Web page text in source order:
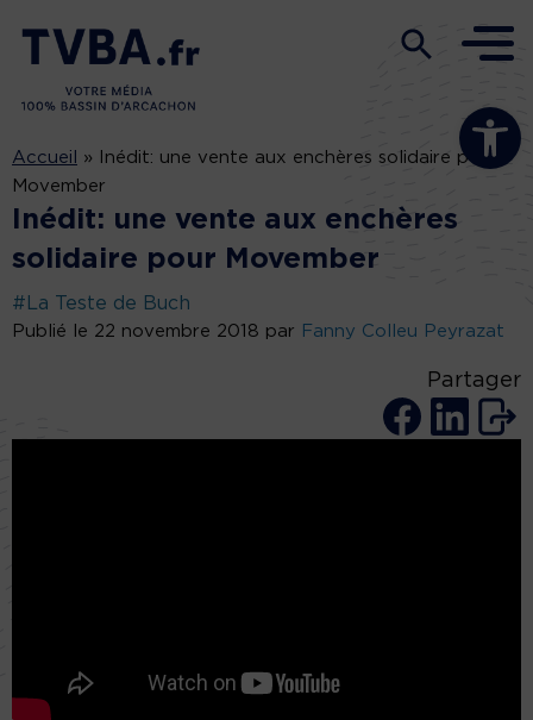
Ouvrir la
Accueil »
Inédit: une vente aux enchères solidaire pour
Movember
Inédit: une vente aux enchères
solidaire pour Movember
#La Teste de Buch
Publié le 22 novembre 2018 par Fanny Colleu Peyrazat
Partager